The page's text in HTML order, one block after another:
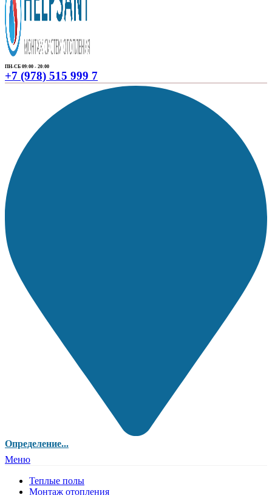
ПН-СБ 09:00 - 20:00
+7 (978) 515 999 7
Определение...
Меню
Теплые полы
Монтаж отопления